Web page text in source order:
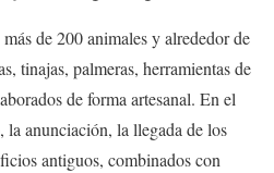
de 200 animales y alrededor de
tinajas, palmeras, herramientas de
de forma artesanal. En el
la anunciación, la llegada de los
antiguos, combinados con